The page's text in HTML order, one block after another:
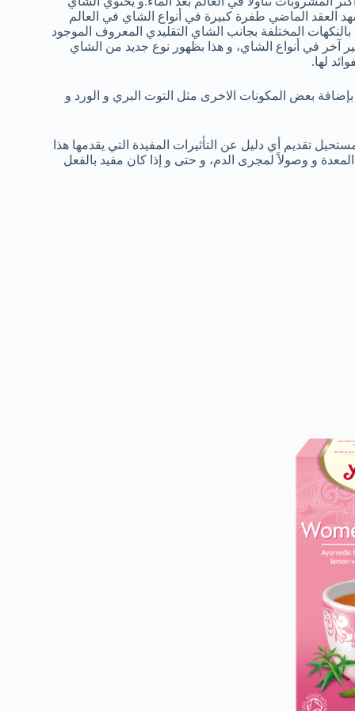
العقد الماضي طفرة كبيرة في أنواع الشاي في العالم
المختلفة بجانب الشاي التقليدي المعروف الموجود
آخر في أنواع الشاي، و هذا بظهور نوع جديد من الشاي
لها.
بعض المكونات الاخرى مثل التوت البري و الورد و
تقديم أي دليل عن التأثيرات المفيدة التي يقدمها هذا
و وصولاً لمجرى الدم، و حتى و إذا كان مفيد بالفعل